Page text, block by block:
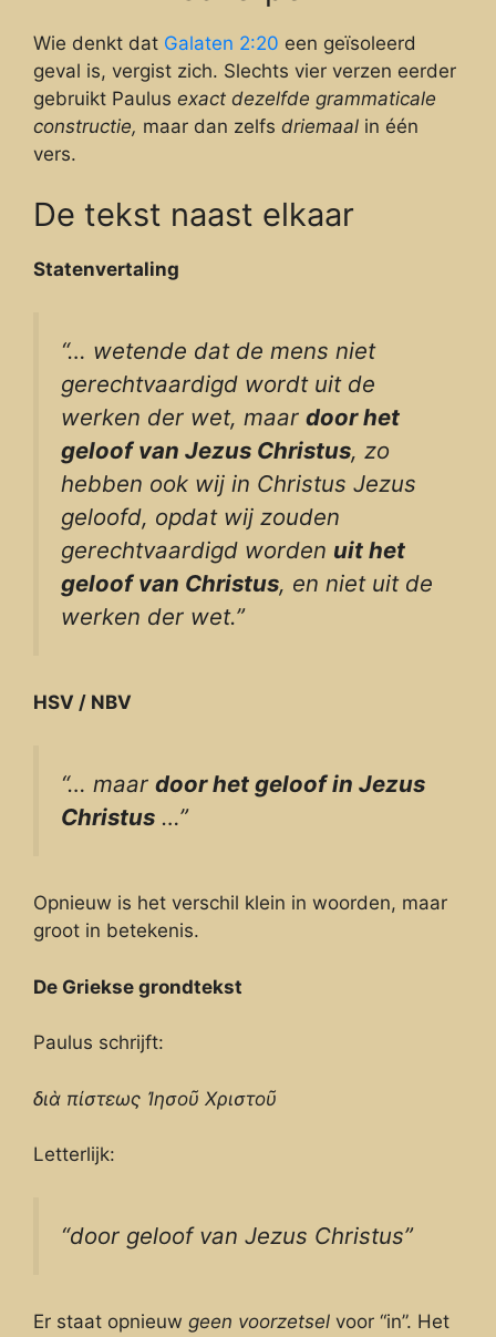
Wie denkt dat Galaten 2:20 een geïsoleerd
geval is, vergist zich. Slechts vier verzen eerder
gebruikt Paulus exact dezelfde grammaticale
constructie, maar dan zelfs driemaal in één
vers.
De tekst naast elkaar
Statenvertaling
“… wetende dat de mens niet
gerechtvaardigd wordt uit de
werken der wet, maar door het
geloof van Jezus Christus, zo
hebben ook wij in Christus Jezus
geloofd, opdat wij zouden
gerechtvaardigd worden uit het
geloof van Christus, en niet uit de
werken der wet.”
HSV / NBV
“… maar door het geloof in Jezus
Christus …”
Opnieuw is het verschil klein in woorden, maar
groot in betekenis.
De Griekse grondtekst
Paulus schrijft:
διὰ πίστεως Ἰησοῦ Χριστοῦ
Letterlijk:
“door geloof van Jezus Christus”
Er staat opnieuw geen voorzetsel voor “in”. Het